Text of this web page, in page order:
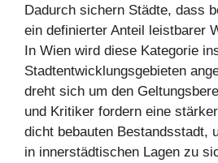
Dadurch sichern Städte, dass
ein definierter Anteil leistbarer
In Wien wird diese Kategorie
Stadtentwicklungsgebieten
dreht sich um den
und Kritiker fordern eine
dicht bebauten Bestandsstadt,
in innerstädtischen Lagen zu